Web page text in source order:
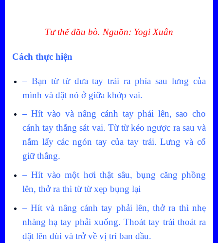
Tư thế đầu bò. Nguồn: Yogi Xuân
Cách thực hiện
– Bạn từ từ đưa tay trái ra phía sau lưng của
mình và đặt nó ở giữa khớp vai.
– Hít vào và nâng cánh tay phải lên, sao cho
cánh tay thẳng sát vai. Từ từ kéo ngược ra sau và
nắm lấy các ngón tay của tay trái. Lưng và cổ
giữ thẳng.
– Hít vào một hơi thật sâu, bụng căng phồng
lên, thở ra thì từ từ xẹp bụng lại
– Hít và nâng cánh tay phải lên, thở ra thì nhẹ
nhàng hạ tay phải xuống. Thoát tay trái thoát ra
đặt lên đùi và trở về vị trí ban đầu.